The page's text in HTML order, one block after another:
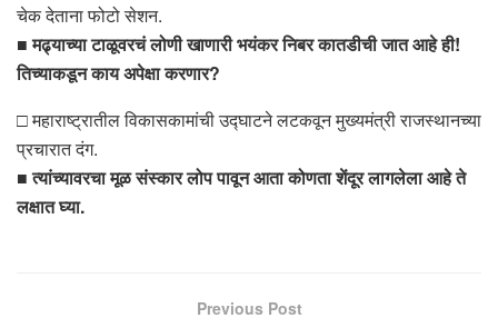
चेक देताना फोटो सेशन.
■मढ्याच्या टाळूवरचं लोणी खाणारी भयंकर निबर कातडीची जात आहे ही!
तिच्याकडून काय अपेक्षा करणार?
□ महाराष्ट्रातील विकासकामांची उद्घाटने लटकवून मुख्यमंत्री राजस्थानच्या
प्रचारात दंग.
■त्यांच्यावरचा मूळ संस्कार लोप पावून आता कोणता शेंदूर लागलेला आहे ते
लक्षात घ्या.
Previous Post